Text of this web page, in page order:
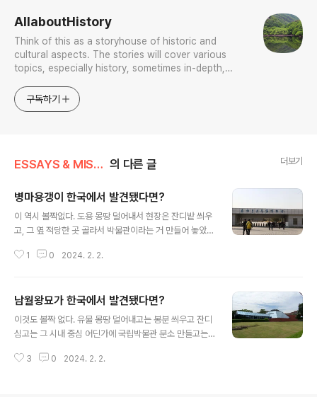
AllaboutHistory
Think of this as a storyhouse of historic and
cultural aspects. The stories will cover various
topics, especially history, sometimes in-depth,
approach will be to resist any common sense or
generalized viewpoint
구독하기
ESSAYS & MISCELLANIES 의 다른 글 더보기
병마용갱이 한국에서 발견됐다면?
이 역시 볼짝없다. 도용 몽땅 덜어내서 현장은 잔디밭 씌우
고, 그 옆 적당한 곳 골라서 박물관이라는 거 만들어 놓았을
(2018. 2. 2) *** 왜? 배워 쳐먹은 게 봉쇄 밖에 더 있는
록 쳐먹으며 문화재 행정한다 한다. 참고로 난 이미 문화재
위원 두 번이나 해 쳐먹었으니 이런 말 맘대로 해도 된다. *
** related articles *** 남월왕묘가 한국에서 발견됐다
유물 몽땅 덜어내고는 봉분 씌우고 잔디 심고는 그 시내 중
1 0 2024. 2. 2.
남월왕묘가 한국에서 발견됐다면?
이것도 볼짝 없다. 유물 몽땅 덜어내고는 봉분 씌우고 잔디
심고는 그 시내 중심 어딘가에 국립박물관 분소 만들고는
왜? 보고듣고 배운 게 그것밖에 없기 때문이다. 그런 점에
3 0 2024. 2. 2.